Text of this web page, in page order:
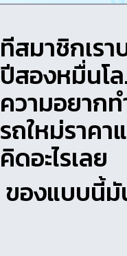
ทีสมาชิกเรา
ปีสองหมื่นโ
ความอยาก
รถใหม่ราค
คิดอะไรเลย
ของแบบนี้